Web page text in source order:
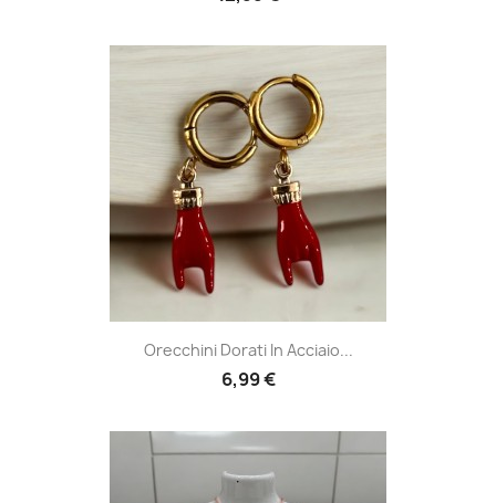
Orecchini Dorati In Acciaio...
6,99 €